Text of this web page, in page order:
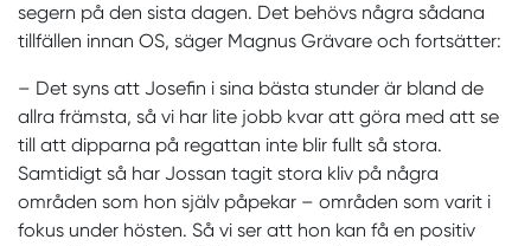
segern på den sista dagen. Det behövs några sådana
tillfällen innan OS, säger Magnus Grävare och fortsätter:
– Det syns att Josefin i sina bästa stunder är bland de
allra främsta, så vi har lite jobb kvar att göra med att se
till att dipparna på regattan inte blir fullt så stora.
Samtidigt så har Jossan tagit stora kliv på några
områden som hon själv påpekar – områden som varit i
fokus under hösten. Så vi ser att hon kan få en positiv